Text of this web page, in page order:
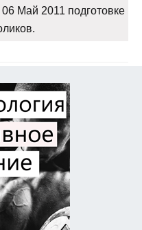
Май 2011 подготовке